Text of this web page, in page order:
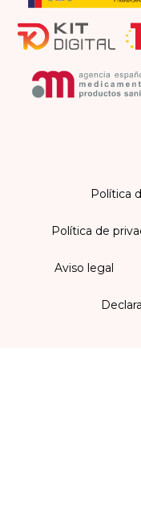
Política
Política de
Aviso legal